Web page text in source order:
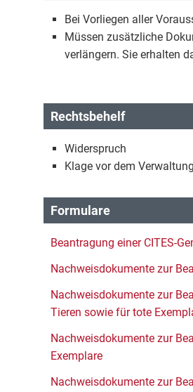
Bei Vorliegen aller
Müssen zusätzliche
verlängern. Sie erhalten
Rechtsbehelf
Widerspruch
Klage vor dem
Formulare
Beantragung einer CITES-
Nachweisdokumente zur
Nachweisdokumente zur
Tieren sowie für tote
Nachweisdokumente zur
Exemplare
Nachweisdokumente zur